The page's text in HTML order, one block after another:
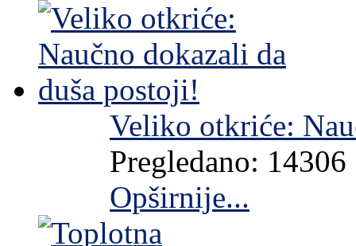
Veliko otkriće:
Pregledano: 14306
Opširnije...